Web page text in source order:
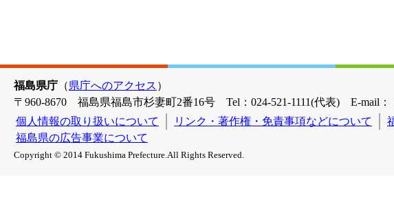
福島県庁 （県庁へのアクセス ）
〒960-8670 福島県福島市杉妻町2番16号 Tel：024-521-1111(代表) E-mail：
個人情報の取り扱いについて
リンク・著作権・免責事項などについて
福島県の広告事業について
Copyright © 2014 Fukushima Prefecture.All Rights Reserved.